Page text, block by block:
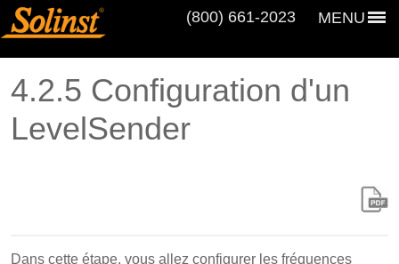
MENU
(800) 661‑2023
4.2.5 Configuration d'un
LevelSender
Dans cette étape, vous allez configurer les fréquences